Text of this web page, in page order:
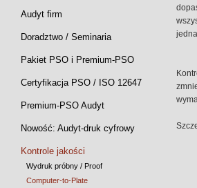
Audyt firm
Doradztwo / Seminaria
Pakiet PSO i Premium-PSO
Certyfikacja PSO / ISO 12647
Premium-PSO Audyt
Nowość: Audyt-druk cyfrowy
Kontrole jakości
Wydruk próbny / Proof
Computer-to-Plate